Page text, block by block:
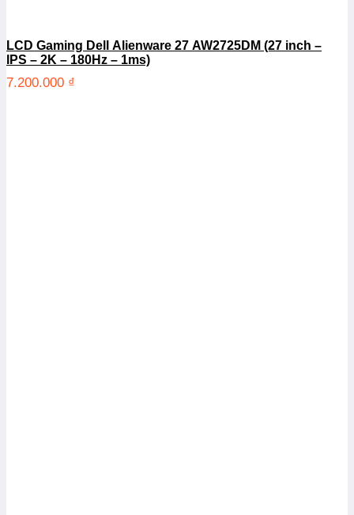
LCD Gaming Dell Alienware 27 AW2725DM (27 inch –
IPS – 2K – 180Hz – 1ms)
7.200.000 ₫